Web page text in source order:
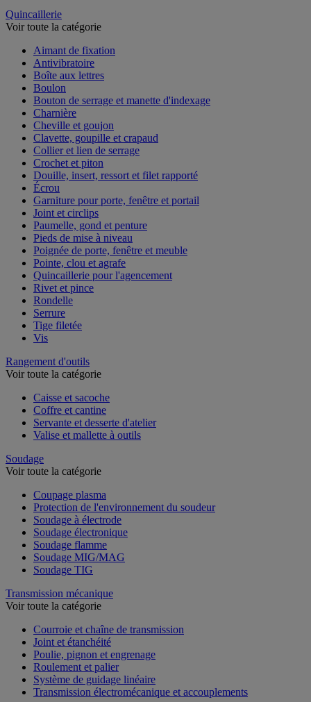
Quincaillerie
Voir toute la catégorie
Aimant de fixation
Antivibratoire
Boîte aux lettres
Boulon
Bouton de serrage et manette d'indexage
Charnière
Cheville et goujon
Clavette, goupille et crapaud
Collier et lien de serrage
Crochet et piton
Douille, insert, ressort et filet rapporté
Écrou
Garniture pour porte, fenêtre et portail
Joint et circlips
Paumelle, gond et penture
Pieds de mise à niveau
Poignée de porte, fenêtre et meuble
Pointe, clou et agrafe
Quincaillerie pour l'agencement
Rivet et pince
Rondelle
Serrure
Tige filetée
Vis
Rangement d'outils
Voir toute la catégorie
Caisse et sacoche
Coffre et cantine
Servante et desserte d'atelier
Valise et mallette à outils
Soudage
Voir toute la catégorie
Coupage plasma
Protection de l'environnement du soudeur
Soudage à électrode
Soudage électronique
Soudage flamme
Soudage MIG/MAG
Soudage TIG
Transmission mécanique
Voir toute la catégorie
Courroie et chaîne de transmission
Joint et étanchéité
Poulie, pignon et engrenage
Roulement et palier
Système de guidage linéaire
Transmission électromécanique et accouplements